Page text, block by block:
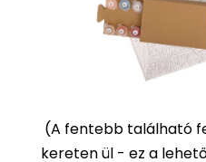
(A fentebb található
kereten ül - ez a